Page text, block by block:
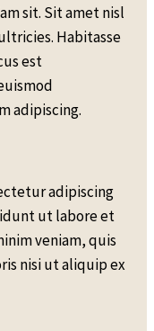
sit. Sit amet nisl
Habitasse
est
adipiscing.
adipiscing
ut labore et
veniam, quis
nisi ut aliquip ex